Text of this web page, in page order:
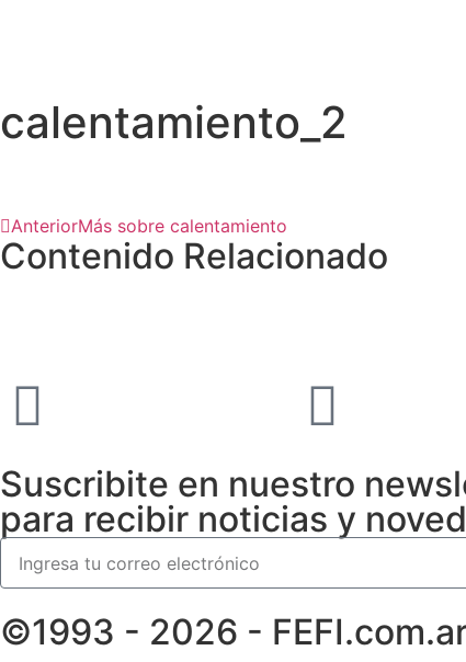
calentamiento_2
AnteriorMás sobre calentamiento
Contenido Relacionado
Suscribite en nuestro
para recibir noticias y
©1993 - 2026 -